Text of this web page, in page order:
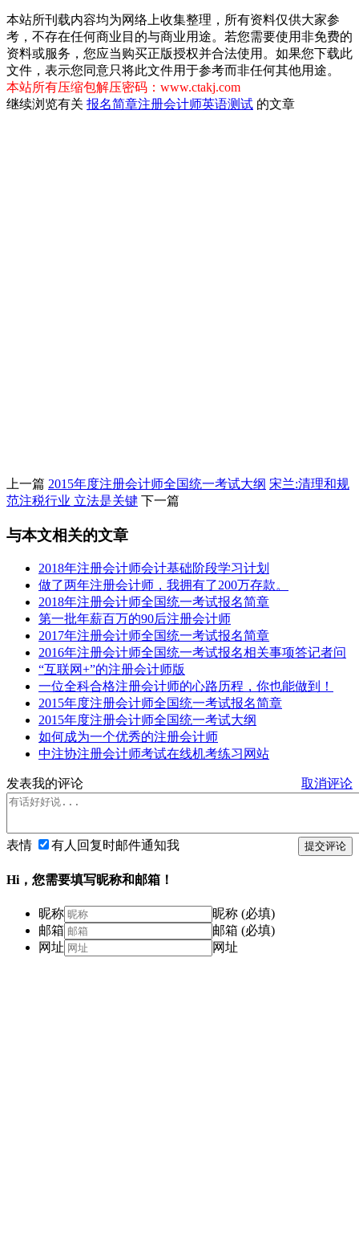
本站所刊载内容均为网络上收集整理，所有资料仅供大家参
考，不存在任何商业目的与商业用途。若您需要使用非免费的
资料或服务，您应当购买正版授权并合法使用。如果您下载此
文件，表示您同意只将此文件用于参考而非任何其他用途。
本站所有压缩包解压密码：www.ctakj.com
继续浏览有关 报名简章注册会计师英语测试 的文章
上一篇 2015年度注册会计师全国统一考试大纲 宋兰:清理和规
范注税行业 立法是关键 下一篇
与本文相关的文章
2018年注册会计师会计基础阶段学习计划
做了两年注册会计师，我拥有了200万存款。
2018年注册会计师全国统一考试报名简章
第一批年薪百万的90后注册会计师
2017年注册会计师全国统一考试报名简章
2016年注册会计师全国统一考试报名相关事项答记者问
“互联网+”的注册会计师版
一位全科合格注册会计师的心路历程，你也能做到！
2015年度注册会计师全国统一考试报名简章
2015年度注册会计师全国统一考试大纲
如何成为一个优秀的注册会计师
中注协注册会计师考试在线机考练习网站
发表我的评论 取消评论
提交评论
表情 有人回复时邮件通知我
Hi，您需要填写昵称和邮箱！
昵称
昵称 (必填)
邮箱
邮箱 (必填)
网址
网址